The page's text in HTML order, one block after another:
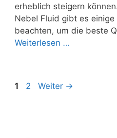
erheblich steigern
Nebel Fluid gibt es
beachten, um die beste
Weiterlesen …
Beitrags-
Seite
1 Seite
2 Weiter →